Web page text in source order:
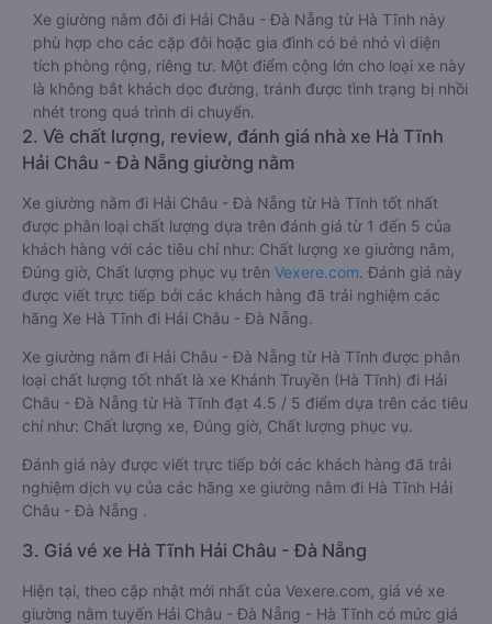
Xe giường nằm đôi đi Hải Châu - Đà Nẵng từ Hà Tĩnh này
phù hợp cho các cặp đôi hoặc gia đình có bé nhỏ vì diện
tích phòng rộng, riêng tư. Một điểm cộng lớn cho loại xe này
là không bắt khách dọc đường, tránh được tình trạng bị nhồi
nhét trong quá trình di chuyển.
2. Về chất lượng, review, đánh giá nhà xe Hà Tĩnh
Hải Châu - Đà Nẵng giường nằm
Xe giường nằm đi Hải Châu - Đà Nẵng từ Hà Tĩnh tốt nhất
được phân loại chất lượng dựa trên đánh giá từ 1 đến 5 của
khách hàng với các tiêu chí như: Chất lượng xe giường nằm,
Đúng giờ, Chất lượng phục vụ trên Vexere.com. Đánh giá này
được viết trực tiếp bởi các khách hàng đã trải nghiệm các
hãng Xe Hà Tĩnh đi Hải Châu - Đà Nẵng.
Xe giường nằm đi Hải Châu - Đà Nẵng từ Hà Tĩnh được phân
loại chất lượng tốt nhất là xe Khánh Truyền (Hà Tĩnh) đi Hải
Châu - Đà Nẵng từ Hà Tĩnh đạt 4.5 / 5 điểm dựa trên các tiêu
chí như: Chất lượng xe, Đúng giờ, Chất lượng phục vụ.
Đánh giá này được viết trực tiếp bởi các khách hàng đã trải
nghiệm dịch vụ của các hãng xe giường nằm đi Hà Tĩnh Hải
Châu - Đà Nẵng .
3. Giá vé xe Hà Tĩnh Hải Châu - Đà Nẵng
Hiện tại, theo cập nhật mới nhất của Vexere.com, giá vé xe
giường nằm tuyến Hải Châu - Đà Nẵng - Hà Tĩnh có mức giá